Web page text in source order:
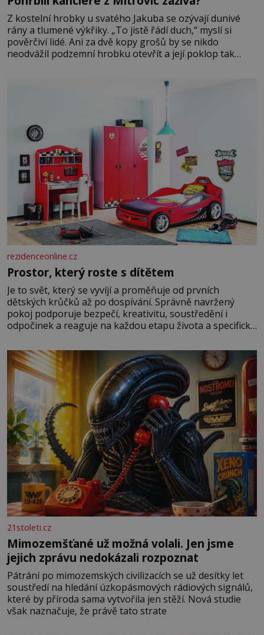
Z kostelní hrobky u svatého Jakuba se ozývají dunivé
rány a tlumené výkřiky. „To jistě řádí duch,“ myslí si
pověrčiví lidé. Ani za dvě kopy grošů by se nikdo
neodvážil podzemní hrobku otevřít a její poklop tak
rezidenceonline.cz
Prostor, který roste s dítětem
Je to svět, který se vyvíjí a proměňuje od prvních
dětských krůčků až po dospívání. Správně navržený
pokoj podporuje bezpečí, kreativitu, soustředění i
odpočinek a reaguje na každou etapu života a specifické
měkkost a bezpečí, proto by pokoj miminka měl působit
především klidně a útulně. Předškolní věk je
21stoleti.cz
Mimozemšťané už možná volali. Jen jsme
jejich zprávu nedokázali rozpoznat
Pátrání po mimozemských civilizacích se už desítky let
soustředí na hledání úzkopásmových rádiových signálů,
které by příroda sama vytvořila jen stěží. Nová studie
však naznačuje, že právě tato strate